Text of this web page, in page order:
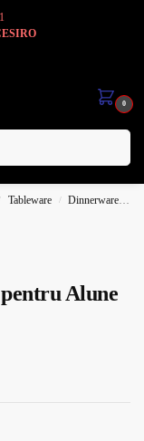
0
Tableware / Dinnerware
Alune